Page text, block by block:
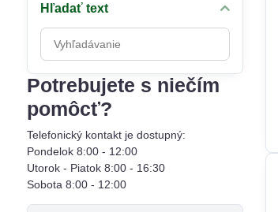
Hľadať text
Prehľadať
výsledky
filtra
fulltextom
Potrebujete s niečím
pomôcť?
Telefonický kontakt je dostupný:
Pondelok 8:00 - 12:00
Utorok - Piatok 8:00 - 16:30
Sobota 8:00 - 12:00